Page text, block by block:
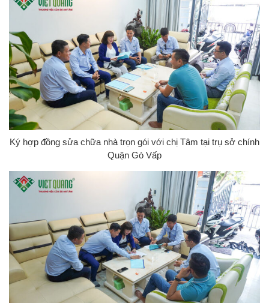
Ký hợp đồng sửa chữa nhà trọn gói với chị Tâm tại trụ sở chính
Quận Gò Vấp